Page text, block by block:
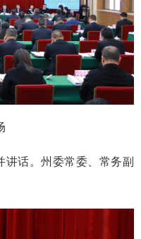
话。州委常委、常务副